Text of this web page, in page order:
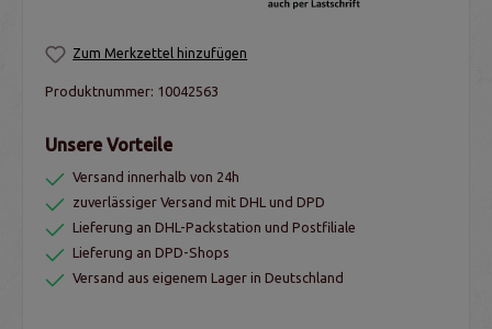
Zum Merkzettel hinzufügen
Produktnummer: 10042563
Unsere Vorteile
Versand innerhalb von 24h
zuverlässiger Versand mit DHL und DPD
Lieferung an DHL-Packstation und Postfiliale
Lieferung an DPD-Shops
Versand aus eigenem Lager in Deutschland